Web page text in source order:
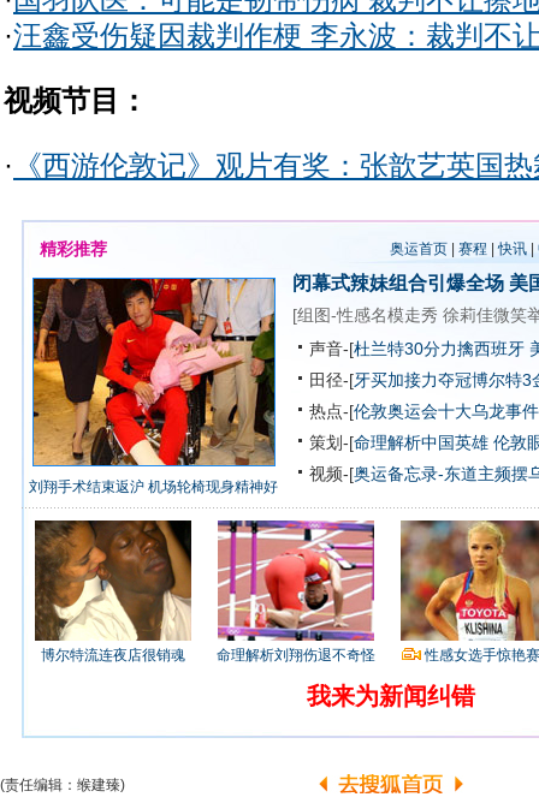
·汪鑫受伤疑因裁判作梗 李永波：裁判不
视频节目：
· 《西游伦敦记》观片有奖：张歆艺英国
精彩推荐 奥运首页| 赛程 |快讯|
刘翔手术结束返沪 机场轮椅现身精神好
闭幕式辣妹组合引爆全场 美
[组图-性感名模走秀 徐莉佳微笑
声音-[杜兰特30分力擒西班牙
田径-[牙买加接力夺冠博尔特3
热点-[伦敦奥运会十大乌龙事件
策划-[命理解析中国英雄 伦敦
视频-[奥运备忘录-东道主频摆
博尔特流连夜店很销魂 命理解析刘翔伤退不奇怪 性感女选手惊艳
我来为新闻纠错
(责任编辑：缑建臻)